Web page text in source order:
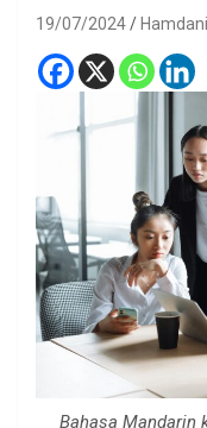
19/07/2024
Bahasa Mandarin